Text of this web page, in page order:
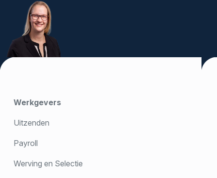
Werkgevers
Uitzenden
Payroll
Werving en Selectie